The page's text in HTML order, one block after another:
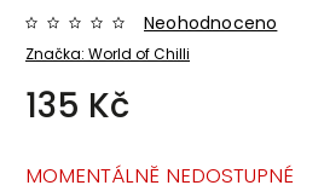
Značka: World of Chilli
Neohodnoceno
135 Kč
MOMENTÁLNĚ NEDOSTUPNÉ